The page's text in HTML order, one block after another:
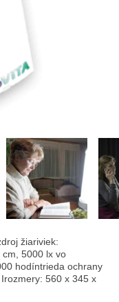
žiariviek:
5000 lx vo
hodíntrieda ochrany
560 x 345 x